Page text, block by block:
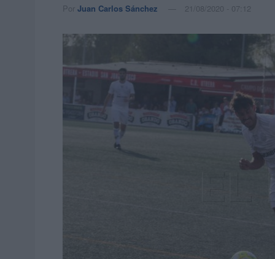
Por Juan Carlos Sánchez 21/08/2020 - 07:12